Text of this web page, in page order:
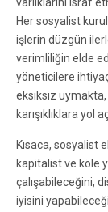
Her sosyalist
işlerin düzgün
verimliliğin elde
yöneticilere
eksiksiz
karışıklıklara yol
Kısaca, sosyalist
kapitalist ve köle
çalışabileceğini,
iyisini